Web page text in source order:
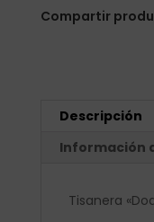
Compartir
Descripción
Información
Tisanera